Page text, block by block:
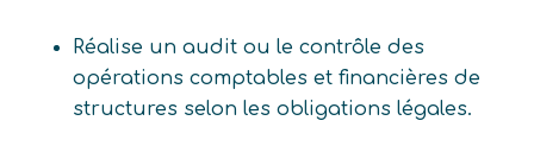
Réalise un audit ou le contrôle des
opérations comptables et financières de
structures selon les obligations légales.